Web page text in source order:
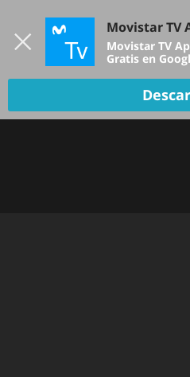
Movistar TV
Movistar TV
Gratis en